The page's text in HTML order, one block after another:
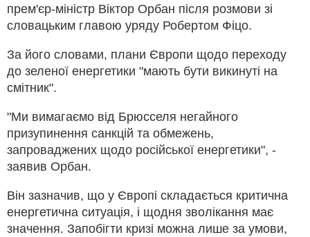
прем'єр-міністр Віктор Орбан після розмови зі
словацьким главою уряду Робертом Фіцо.
За його словами, плани Європи щодо переходу
до зеленої енергетики "мають бути викинуті на
смітник".
"Ми вимагаємо від Брюсселя негайного
призупинення санкцій та обмежень,
запроваджених щодо російської енергетики", -
заявив Орбан.
Він зазначив, що у Європі складається критична
енергетична ситуація, і щодня зволікання має
значення. Запобігти кризі можна лише за умови,